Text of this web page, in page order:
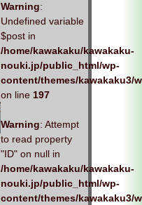
Warning:
Undefined variable
$post in
/home/kawakaku/kawakaku-
nouki.jp/public_html/wp-
content/themes/kawakaku3/
on line 197
Warning: Attempt
to read property
"ID" on null in
/home/kawakaku/kawakaku-
nouki.jp/public_html/wp-
content/themes/kawakaku3/